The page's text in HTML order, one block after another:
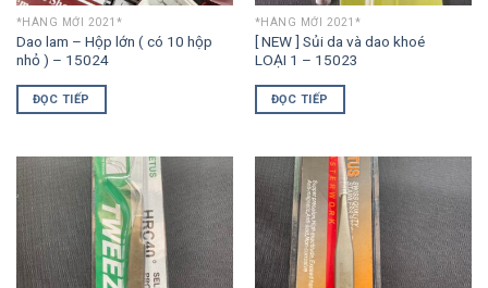
*HÀNG MỚI 2021*
Dao lam – Hộp lớn ( có 10 hộp
nhỏ ) – 15024
ĐỌC TIẾP
*HÀNG MỚI 2021*
[ NEW ] Sủi da và dao khoé
LOẠI 1 – 15023
ĐỌC TIẾP